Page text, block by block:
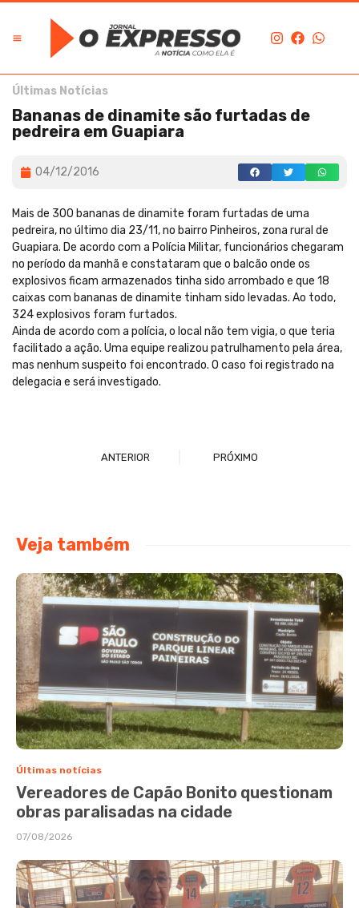
Últimas Notícias
Bananas de dinamite são furtadas de
pedreira em Guapiara
04/12/2016
Mais de 300 bananas de dinamite foram furtadas de uma
pedreira, no último dia 23/11, no bairro Pinheiros, zona rural de
Guapiara. De acordo com a Polícia Militar, funcionários chegaram
no período da manhã e constataram que o balcão onde os
explosivos ficam armazenados tinha sido arrombado e que 18
caixas com bananas de dinamite tinham sido levadas. Ao todo,
324 explosivos foram furtados.
Ainda de acordo com a polícia, o local não tem vigia, o que teria
facilitado a ação. Uma equipe realizou patrulhamento pela área,
mas nenhum suspeito foi encontrado. O caso foi registrado na
delegacia e será investigado.
ANTERIOR PRÓXIMO
Veja também
Últimas notícias
Vereadores de Capão Bonito questionam
obras paralisadas na cidade
07/08/2026